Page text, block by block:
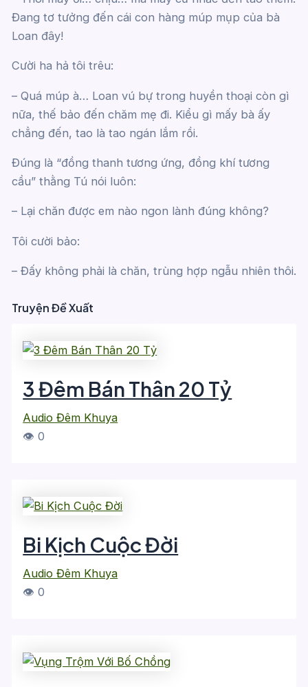
Đang tơ tưởng đến cái con hàng múp mụp của bà
Loan đây!
Cười ha hả tôi trêu:
– Quá múp à… Loan vú bự trong huyền thoại còn gì
nữa, thế bảo đến chăm mẹ đi. Kiểu gì mấy bà ấy
chẳng đến, tao là tao ngán lắm rồi.
Đúng là “đồng thanh tương ứng, đồng khí tương
cầu” thằng Tú nói luôn:
– Lại chăn được em nào ngon lành đúng không?
Tôi cười bảo:
– Đấy không phải là chăn, trùng hợp ngẫu nhiên thôi.
Truyện Đề Xuất
3 Đêm Bán Thân 20 Tỷ
Audio Đêm Khuya
👁 0
Bi Kịch Cuộc Đời
Audio Đêm Khuya
👁 0